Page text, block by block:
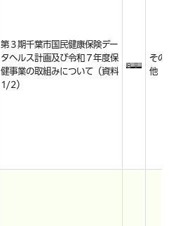
第３期千葉市国民健康保険デー
タヘルス計画及び令和７年度保
健事業の取組みについて（資料
1/2）
その
他